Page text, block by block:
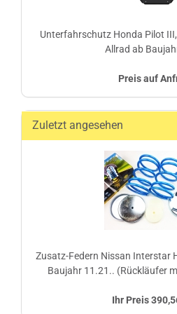
Unterfahrschutz Honda Pilot
Allrad ab
Preis auf
Zuletzt angesehen
Zusatz-Federn Nissan Interstar
Baujahr 11.21.. (Rückläufer
Ihr Preis